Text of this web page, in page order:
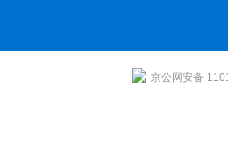
京公网安备